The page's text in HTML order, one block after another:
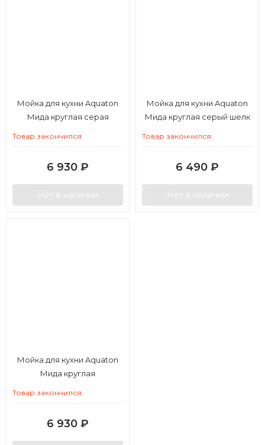
Мойка для кухни Aquaton
Мида круглая серая
Товар закончился
6 930 ₽
Нет в наличии
Мойка для кухни Aquaton
Мида круглая серый шелк
Товар закончился
6 490 ₽
Нет в наличии
Мойка для кухни Aquaton
Мида круглая
Товар закончился
6 930 ₽